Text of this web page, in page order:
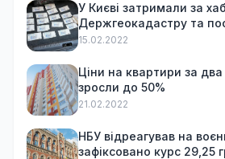
У Києві затримали за
Держгеокадастру та
15.02.2022
Ціни на квартири за
зросли до 50%
21.02.2022
НБУ відреагував на
зафіксовано курс 29,25